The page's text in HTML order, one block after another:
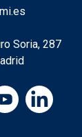
Soria, 287